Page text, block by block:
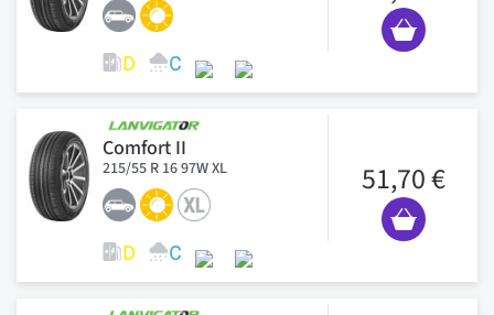
Comfort II
215/55 R 16 97W XL 51,70 €